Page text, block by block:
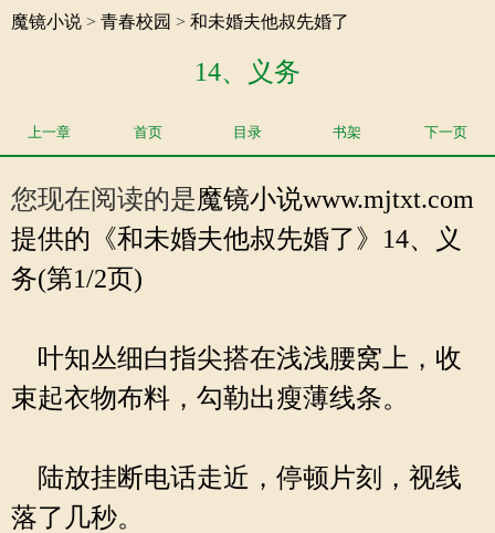
魔镜小说 > 青春校园 > 和未婚夫他叔先婚了
14、义务
上一章 首页 目录 书架 下一页
您现在阅读的是魔镜小说www.mjtxt.com
提供的《和未婚夫他叔先婚了》14、义
务(第1/2页)
叶知丛细白指尖搭在浅浅腰窝上，收
束起衣物布料，勾勒出瘦薄线条。
陆放挂断电话走近，停顿片刻，视线
落了几秒。